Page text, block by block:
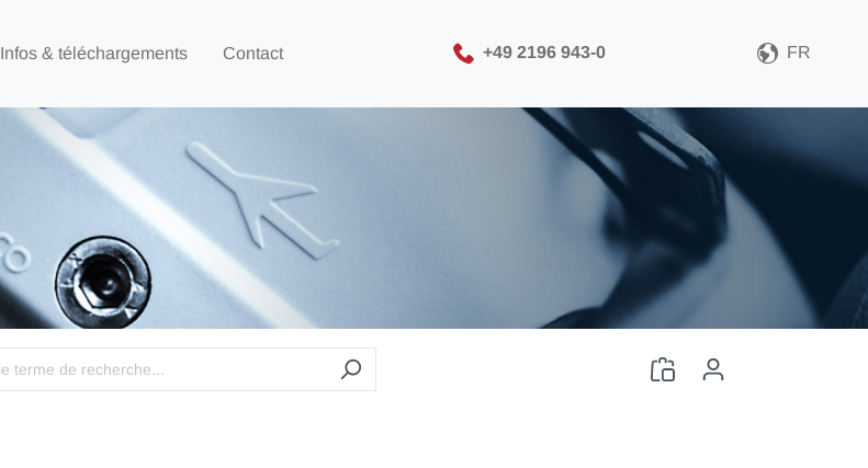
Infos & téléchargements Contact +49 2196 943-0 FR
Veuillez sélectionner
votre format de fichier
Télécharger le fichier CAO
Inscription